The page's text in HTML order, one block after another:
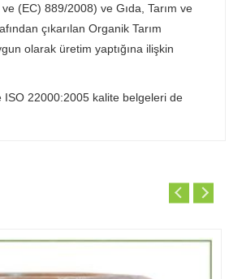
(EC) 889/2008) ve Gıda, Tarım ve
çıkarılan Organik Tarım
olarak üretim yaptığına ilişkin
ISO 22000:2005 kalite belgeleri de